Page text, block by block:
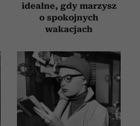
idealne, gdy marzysz
o spokojnych
wakacjach